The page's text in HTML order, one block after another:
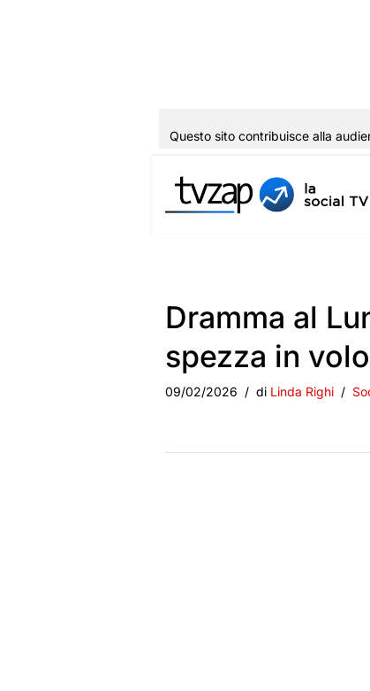
al
Questo sito contribuisce alla
Dramma al
spezza in
09/02/2026 di Linda Righi